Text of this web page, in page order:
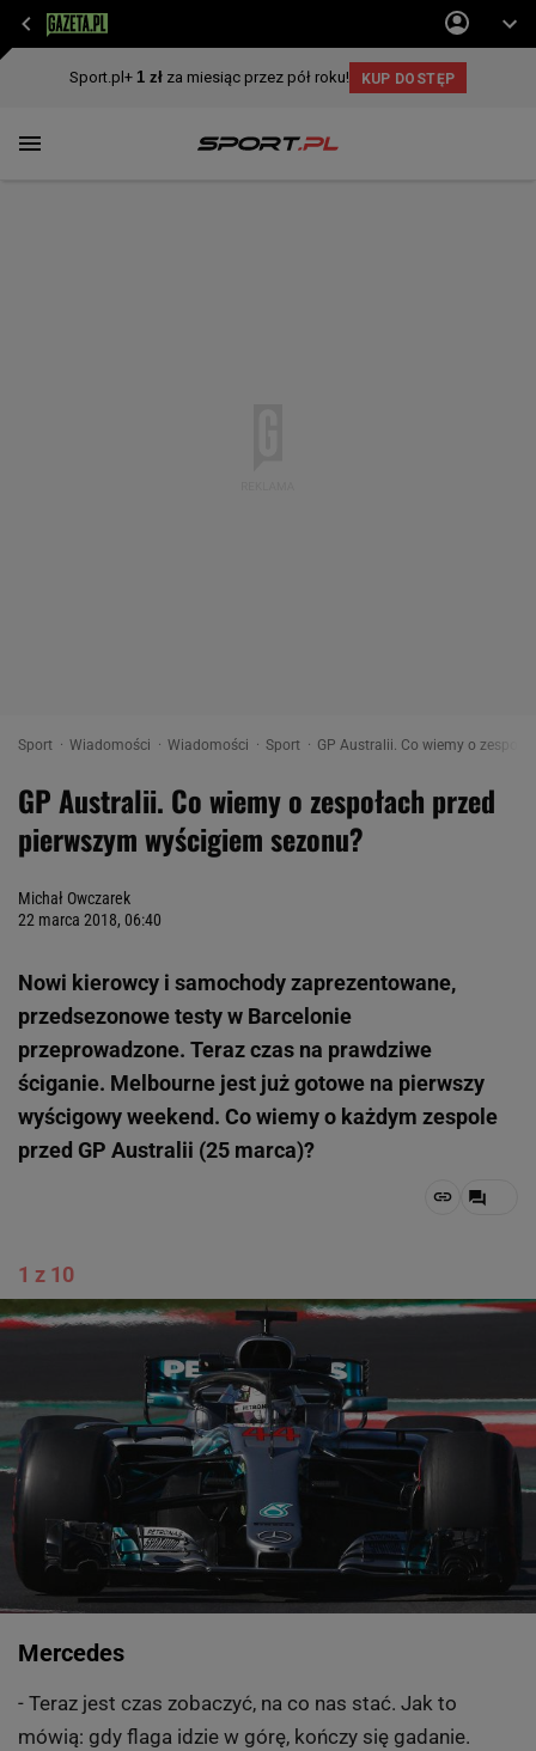
Sport Wiadomości Wiadomości Sport GP Australii. Co wiemy o
GP Australii. Co wiemy o zespołach przed
pierwszym wyścigiem sezonu?
Michał Owczarek
22 marca 2018, 06:40
Nowi kierowcy i samochody zaprezentowane,
przedsezonowe testy w Barcelonie
przeprowadzone. Teraz czas na prawdziwe
ściganie. Melbourne jest już gotowe na pierwszy
wyścigowy weekend. Co wiemy o każdym zespole
przed GP Australii (25 marca)?
1 z 10
Mercedes
- Teraz jest czas zobaczyć, na co nas stać. Jak to
mówią: gdy flaga idzie w górę, kończy się gadanie.